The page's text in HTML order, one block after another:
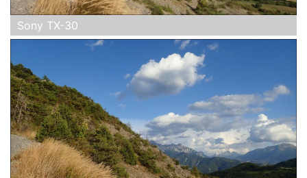
Sony TX-30